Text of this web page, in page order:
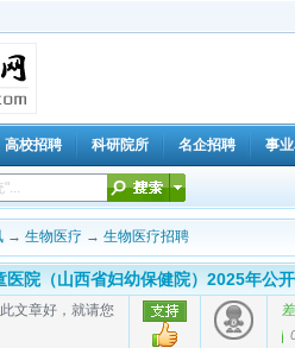
高校招聘 科研院所 名企招聘 事
→ 生物医疗 → 生物医疗招聘
医院（山西省妇幼保健院）2025年公
文章好，就请您